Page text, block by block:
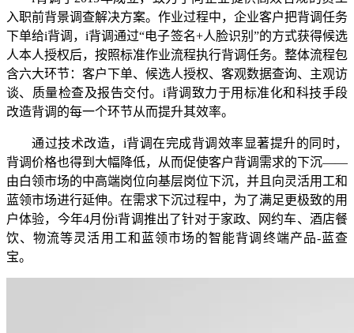
入职前背景调查解决方案。作业过程中，企业客户把背调任务
下单给i背调，i背调通过“电子签名+人脸识别”的方式获得候选
人本人授权后，按照标准作业流程执行背调任务。整体流程包
含六大环节：客户下单、候选人授权、客观数据查询、主观访
谈、质量检查及报告交付。i背调致力于用标准化和科技手段
改造背调的每一个环节从而提升其效率。
通过技术改造，i背调在完成背调效率显著提升的同时，
背调价格也得到大幅降低，从而促使客户背调需求的下沉——
由白领市场的中高端岗位向基层岗位下沉，并且向灵活用工和
蓝领市场进行延伸。在需求下沉过程中，为了满足更极致的用
户体验，今年4月份i背调推出了针对于家政、网约车、酒店餐
饮、物流等灵活用工和蓝领市场的智能背调终端产品-蓝查
宝。